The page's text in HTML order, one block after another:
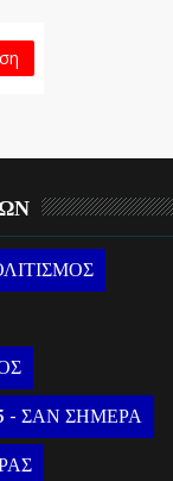
- ΣΑΝ ΣΗΜΕΡΑ